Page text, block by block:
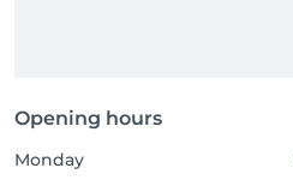
Opening hours
Monday